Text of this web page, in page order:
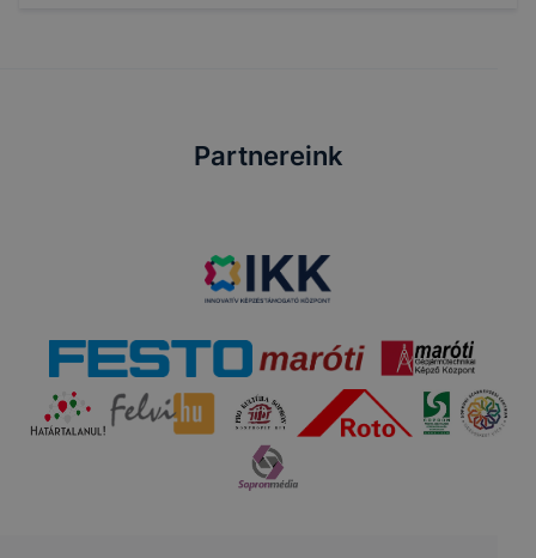
Partnereink